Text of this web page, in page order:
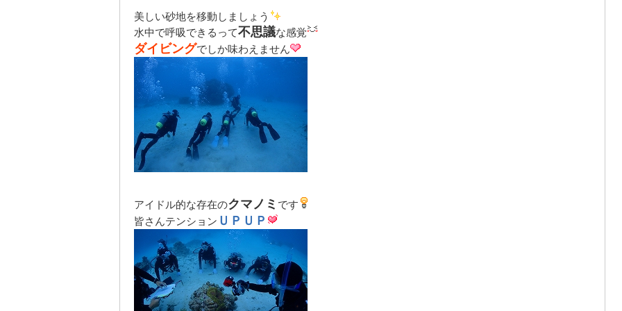
美しい砂地を移動しましょう
水中で呼吸できるって不思議な感覚
ダイビングでしか味わえません
アイドル的な存在のクマノミ です
皆さんテンション ＵＰＵＰ